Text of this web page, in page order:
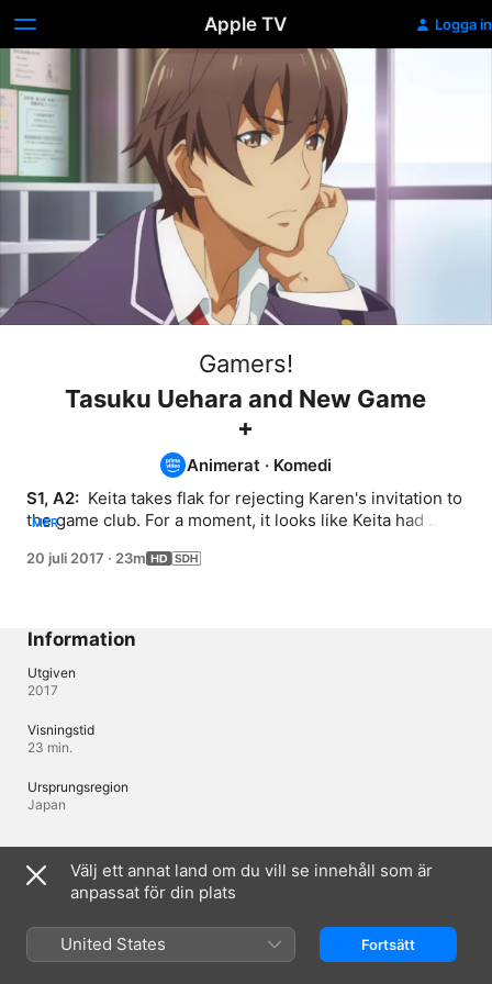
Apple TV Logga in
Gamers!
Tasuku Uehara and New Game
+
Animerat · Komedi
S1, A2: Keita takes flak for rejecting Karen's invitation to
the game club. For a moment, it looks like Keita had
MER
20 juli 2017 · 23m
Information
Utgiven
2017
Visningstid
23 min.
Ursprungsregion
Japan
Språk
Originalljud
Ljud
Välj ett annat land om du vill se innehåll som är
anpassat för din plats
United States Fortsätt